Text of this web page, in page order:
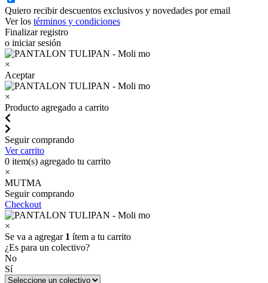
Quiero recibir descuentos exclusivos y novedades por email
Ver los términos y condiciones
Finalizar registro
o iniciar sesión
×
Aceptar
×
Producto agregado a carrito
Seguir comprando
Ver carrito
0 item(s) agregado tu carrito
×
MUTMA
Seguir comprando
Checkout
×
Se va a agregar 1 ítem a tu carrito
¿Es para un colectivo?
No
Sí